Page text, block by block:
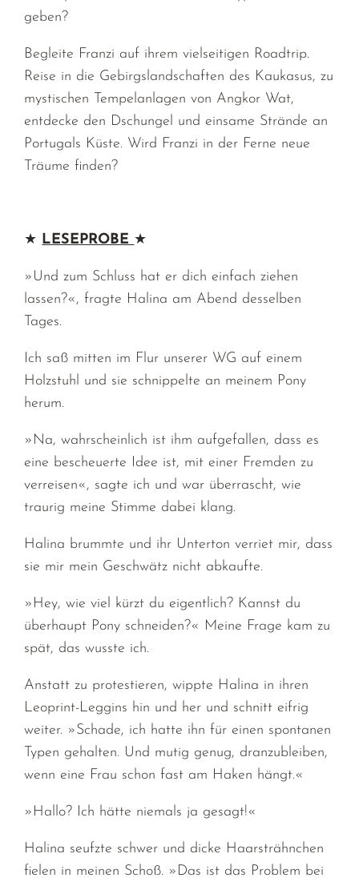
geben?
Begleite Franzi auf ihrem vielseitigen Roadtrip.
Reise in die Gebirgslandschaften des Kaukasus, zu
mystischen Tempelanlagen von Angkor Wat,
entdecke den Dschungel und einsame Strände an
Portugals Küste. Wird Franzi in der Ferne neue
Träume finden?
★ LESEPROBE ★
»Und zum Schluss hat er dich einfach ziehen
lassen?«, fragte Halina am Abend desselben
Tages.
Ich saß mitten im Flur unserer WG auf einem
Holzstuhl und sie schnippelte an meinem Pony
herum.
»Na, wahrscheinlich ist ihm aufgefallen, dass es
eine bescheuerte Idee ist, mit einer Fremden zu
verreisen«, sagte ich und war überrascht, wie
traurig meine Stimme dabei klang.
Halina brummte und ihr Unterton verriet mir, dass
sie mir mein Geschwätz nicht abkaufte.
»Hey, wie viel kürzt du eigentlich? Kannst du
überhaupt Pony schneiden?« Meine Frage kam zu
spät, das wusste ich.
Anstatt zu protestieren, wippte Halina in ihren
Leoprint-Leggins hin und her und schnitt eifrig
weiter. »Schade, ich hatte ihn für einen spontanen
Typen gehalten. Und mutig genug, dranzubleiben,
wenn eine Frau schon fast am Haken hängt.«
»Hallo? Ich hätte niemals ja gesagt!«
Halina seufzte schwer und dicke Haarsträhnchen
fielen in meinen Schoß. »Das ist das Problem bei